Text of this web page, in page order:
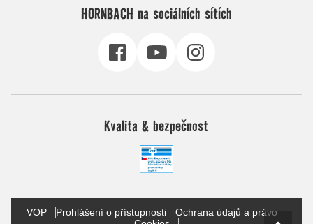
HORNBACH na sociálních sítích
Kvalita & bezpečnost
VOP Prohlášení o přístupnosti
Ochrana údajů a právo